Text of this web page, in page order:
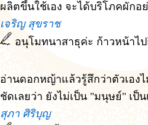
ผลิตขึ้นใช้เอง จะได้บริโภคผักอ
เจริญ สุขราช
อนุโมทนาสาธุค่ะ ก้าวหน้าไ
อ่านดอกหญ้าแล้วรู้สึกว่าตัวเอง
ชัดเลยว่า ยังไม่เป็น "มนุษย์" เป็
สุภา ศิริบุญ